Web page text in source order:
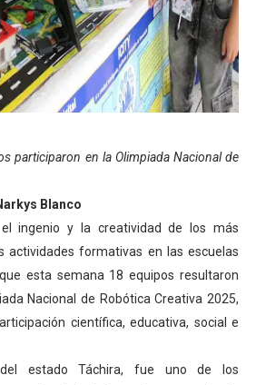
plan de bacheo en el sector La
éxito el taller vacacional de
celebra la Semana Mundial de la
a diversos clubes deportivos
el autogobierno en Mérida con
espacios del OAN para la
participaron en la Olimpiada Nacional de
Blanco
ingenio y la creatividad de los más
actividades formativas en las escuelas
esta semana 18 equipos resultaron
Nacional de Robótica Creativa 2025,
científica, educativa, social e
del estado Táchira, fue uno de los